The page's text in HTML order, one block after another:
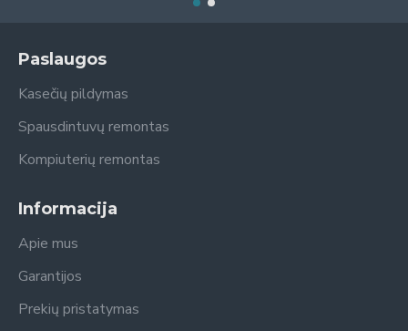
Paslaugos
Kasečių pildymas
Spausdintuvų remontas
Kompiuterių remontas
Informacija
Apie mus
Garantijos
Prekių pristatymas